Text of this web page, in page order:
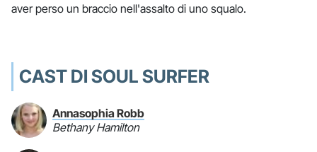
aver perso un braccio nell'assalto di uno squalo.
CAST DI SOUL SURFER
Annasophia Robb
Bethany Hamilton